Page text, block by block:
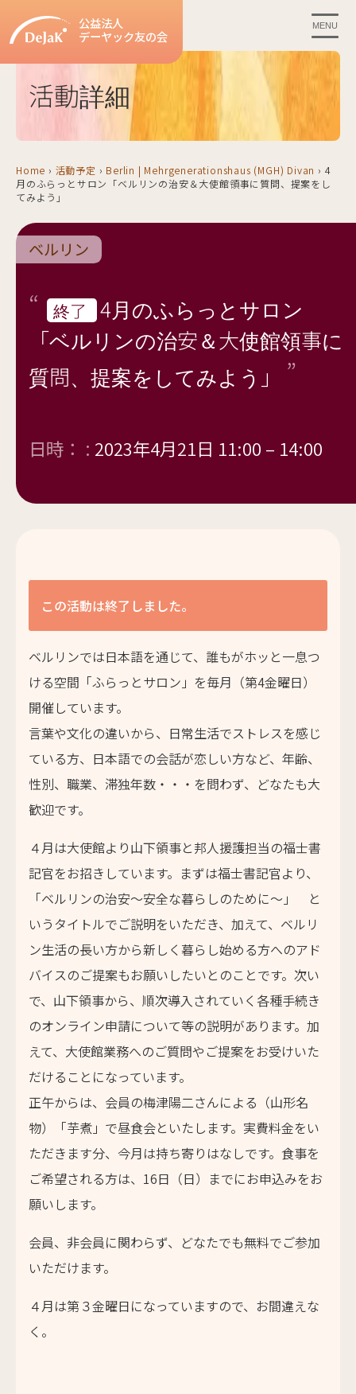
公益法人
デーヤック友の会
MENU
活動詳細
Home › 活動予定 › Berlin | Mehrgenerationshaus (MGH) Divan › 4
月のふらっとサロン「ベルリンの治安＆大使館領事に質問、提案をし
てみよう」
ベルリン
終了
4月のふらっとサロン
「ベルリンの治安＆大使館領事に
質問、提案をしてみよう」
日時： : 2023年4月21日 11:00 – 14:00
この活動は終了しました。
ベルリンでは日本語を通じて、誰もがホッと一息つ
ける空間「ふらっとサロン」を毎月（第4金曜日）
開催しています。
言葉や文化の違いから、日常生活でストレスを感じ
ている方、日本語での会話が恋しい方など、年齢、
性別、職業、滞独年数・・・を問わず、どなたも大
歓迎です。
４月は大使館より山下領事と邦人援護担当の福士書
記官をお招きしています。まずは福士書記官より、
「ベルリンの治安～安全な暮らしのために～」 と
いうタイトルでご説明をいただき、加えて、ベルリ
ン生活の長い方から新しく暮らし始める方へのアド
バイスのご提案もお願いしたいとのことです。次い
で、山下領事から、順次導入されていく各種手続き
のオンライン申請について等の説明があります。加
えて、大使館業務へのご質問やご提案をお受けいた
だけることになっています。
正午からは、会員の梅津陽二さんによる（山形名
物）「芋煮」で昼食会といたします。実費料金をい
ただきます分、今月は持ち寄りはなしです。食事を
ご希望される方は、16日（日）までにお申込みをお
願いします。
会員、非会員に関わらず、どなたでも無料でご参加
いただけます。
４月は第３金曜日になっていますので、お間違えな
く。